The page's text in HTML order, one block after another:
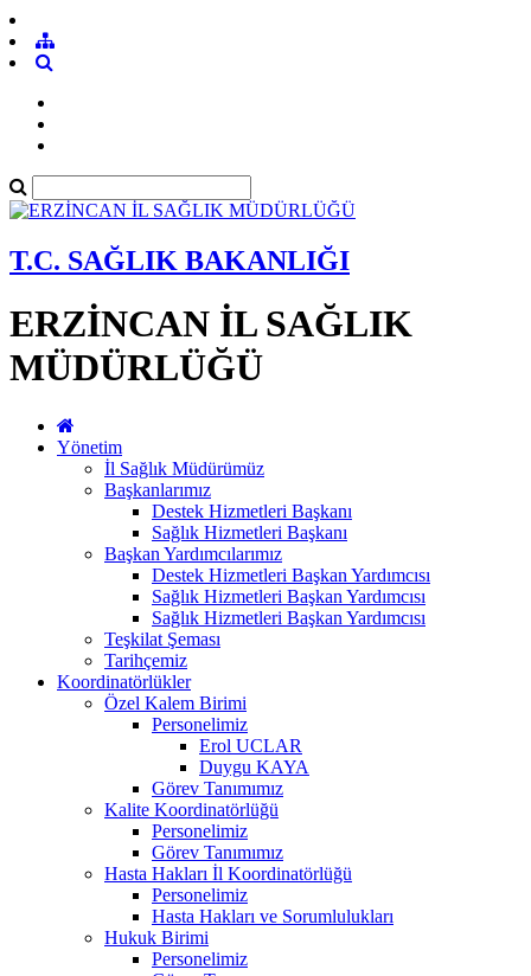
T.C. SAĞLIK BAKANLIĞI
ERZİNCAN İL SAĞLIK
MÜDÜRLÜĞÜ
Yönetim
İl Sağlık Müdürümüz
Başkanlarımız
Destek Hizmetleri Başkanı
Sağlık Hizmetleri Başkanı
Başkan Yardımcılarımız
Destek Hizmetleri Başkan Yardımcısı
Sağlık Hizmetleri Başkan Yardımcısı
Sağlık Hizmetleri Başkan Yardımcısı
Teşkilat Şeması
Tarihçemiz
Koordinatörlükler
Özel Kalem Birimi
Personelimiz
Erol UCLAR
Duygu KAYA
Görev Tanımımız
Kalite Koordinatörlüğü
Personelimiz
Görev Tanımımız
Hasta Hakları İl Koordinatörlüğü
Personelimiz
Hasta Hakları ve Sorumlulukları
Hukuk Birimi
Personelimiz